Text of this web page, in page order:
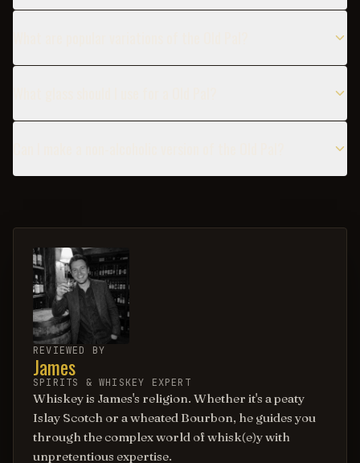
REVIEWED BY
James
SPIRITS & WHISKEY EXPERT
Whiskey is James's religion. Whether it's a peaty
Islay Scotch or a wheated Bourbon, he guides you
through the complex world of whisk(e)y with
unpretentious expertise.